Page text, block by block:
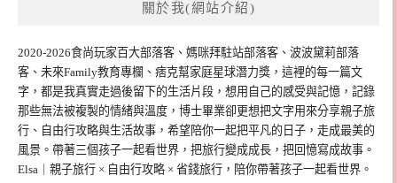
關於我(網站介紹)
2020-2026食尚玩家百大部落客、媽咪拜駐站部落客、波波黛莉部落
客、未來Family教育專欄、痞克幫家庭星球潛力獎，這裡的每一篇文
字，都是我真實走過後留下的生活片段，想用自己的感受與記憶，記錄
那些無法被複製的情緒與溫度，博士畢業卻更想把文字用來分享親子旅
行、自由行攻略與生活故事，希望陪你一起把平凡的日子，走成最美的
風景。帶著三個孩子一起看世界，把旅行變成成長，把回憶寫成故事。
Elsa｜親子旅行 × 自由行攻略 × 省錢旅行，陪你帶著孩子一起看世界。